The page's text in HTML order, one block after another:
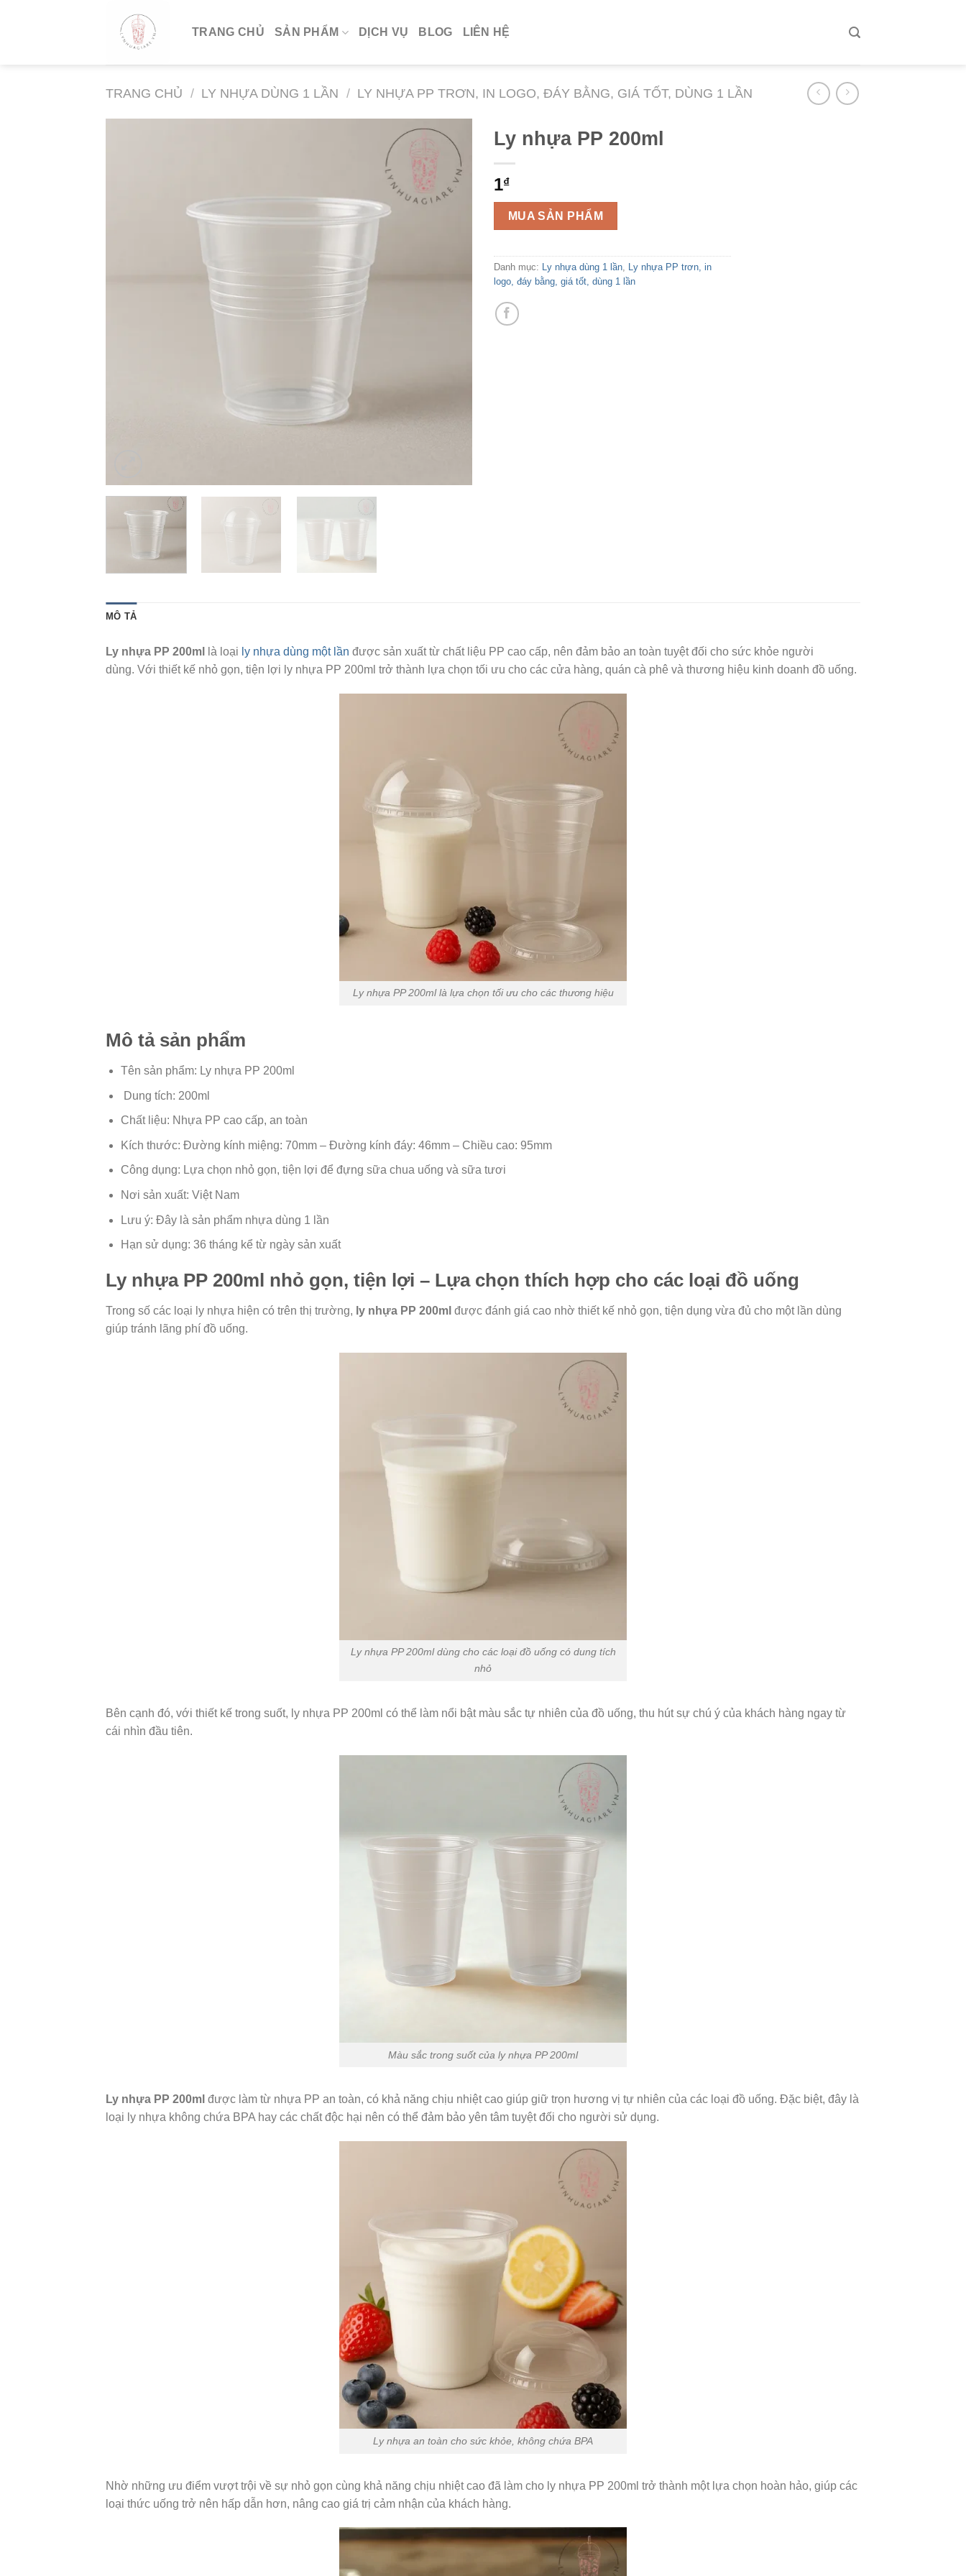
TRANG CHỦ SẢN PHẨM DỊCH VỤ BLOG LIÊN HỆ
TRANG CHỦ / LY NHỰA DÙNG 1 LẦN / LY NHỰA PP TRƠN, IN LOGO, ĐÁY BẰNG, GIÁ TỐT, DÙNG 1 LẦN
Ly nhựa PP 200ml
1₫
MUA SẢN PHẨM
Danh mục: Ly nhựa dùng 1 lần, Ly nhựa PP trơn, in
logo, đáy bằng, giá tốt, dùng 1 lần
MÔ TẢ
Ly nhựa PP 200ml là loại ly nhựa dùng một lần được sản xuất từ chất liệu PP cao cấp, nên đảm bảo an toàn tuyệt đối cho sức khỏe người
dùng. Với thiết kế nhỏ gọn, tiện lợi ly nhựa PP 200ml trở thành lựa chọn tối ưu cho các cửa hàng, quán cà phê và thương hiệu kinh doanh đồ uống.
Ly nhựa PP 200ml là lựa chọn tối ưu cho các thương hiệu
Mô tả sản phẩm
Tên sản phẩm: Ly nhựa PP 200ml
Dung tích: 200ml
Chất liệu: Nhựa PP cao cấp, an toàn
Kích thước: Đường kính miệng: 70mm – Đường kính đáy: 46mm – Chiều cao: 95mm
Công dụng: Lựa chọn nhỏ gọn, tiện lợi để đựng sữa chua uống và sữa tươi
Nơi sản xuất: Việt Nam
Lưu ý: Đây là sản phẩm nhựa dùng 1 lần
Hạn sử dụng: 36 tháng kể từ ngày sản xuất
Ly nhựa PP 200ml nhỏ gọn, tiện lợi – Lựa chọn thích hợp cho các loại đồ uống
Trong số các loại ly nhựa hiện có trên thị trường, ly nhựa PP 200ml được đánh giá cao nhờ thiết kế nhỏ gọn, tiện dụng vừa đủ cho một lần dùng
giúp tránh lãng phí đồ uống.
Ly nhựa PP 200ml dùng cho các loại đồ uống có dung tích
nhỏ
Bên cạnh đó, với thiết kế trong suốt, ly nhựa PP 200ml có thể làm nổi bật màu sắc tự nhiên của đồ uống, thu hút sự chú ý của khách hàng ngay từ
cái nhìn đầu tiên.
Màu sắc trong suốt của ly nhựa PP 200ml
Ly nhựa PP 200ml được làm từ nhựa PP an toàn, có khả năng chịu nhiệt cao giúp giữ trọn hương vị tự nhiên của các loại đồ uống. Đặc biệt, đây là
loại ly nhựa không chứa BPA hay các chất độc hại nên có thể đảm bảo yên tâm tuyệt đối cho người sử dụng.
Ly nhựa an toàn cho sức khỏe, không chứa BPA
Nhờ những ưu điểm vượt trội về sự nhỏ gọn cùng khả năng chịu nhiệt cao đã làm cho ly nhựa PP 200ml trở thành một lựa chọn hoàn hảo, giúp các
loại thức uống trở nên hấp dẫn hơn, nâng cao giá trị cảm nhận của khách hàng.